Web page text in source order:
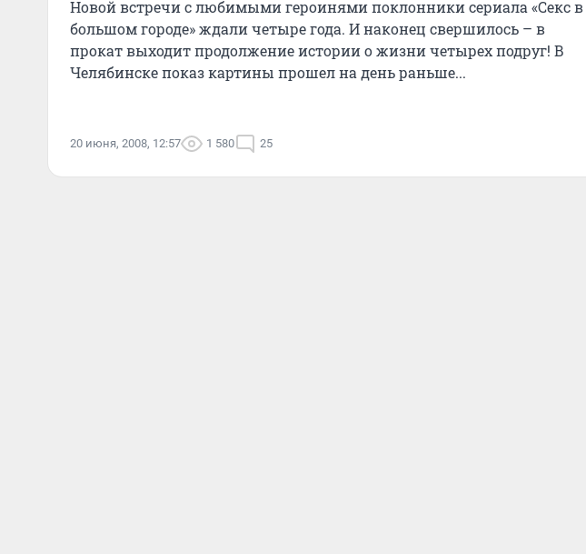
Новой встречи с любимыми героинями поклонники сериала «Секс в
большом городе» ждали четыре года. И наконец свершилось – в
прокат выходит продолжение истории о жизни четырех подруг! В
Челябинске показ картины прошел на день раньше...
20 июня, 2008, 12:57 1 580 25